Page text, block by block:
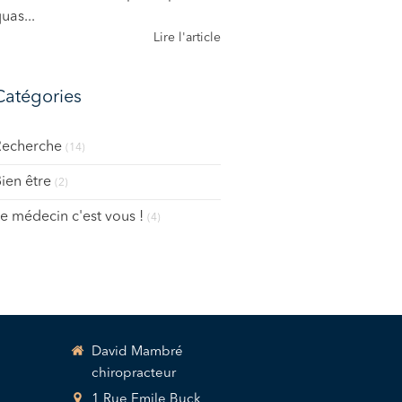
Lire l'article
(14)
être (2)
médecin c'est vous ! (4)
David Mambré
chiropracteur